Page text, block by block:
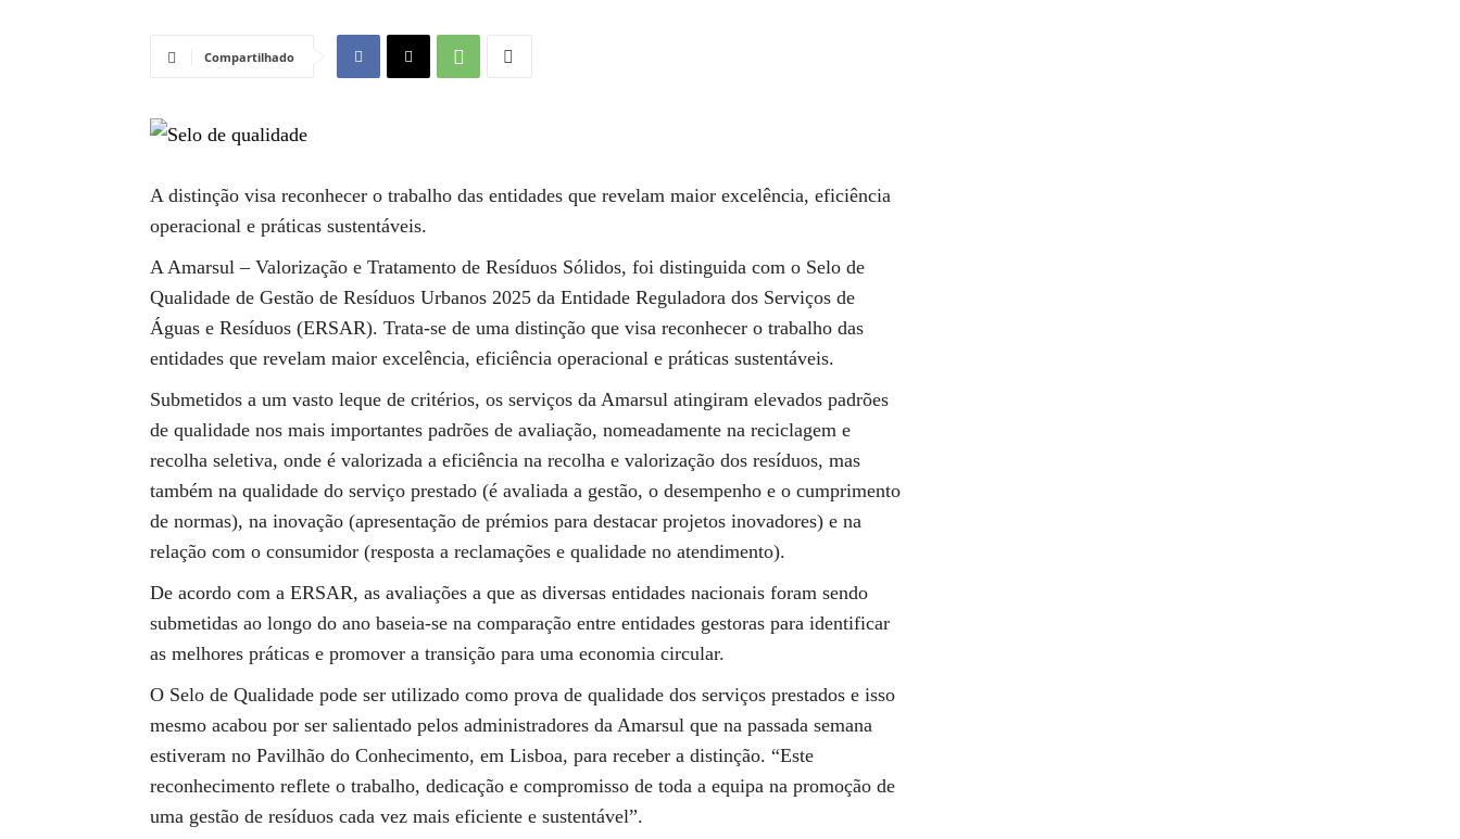
Compartilhado
A distinção visa reconhecer o trabalho das entidades que revelam maior excelência, eficiência
operacional e práticas sustentáveis.
A Amarsul – Valorização e Tratamento de Resíduos Sólidos, foi distinguida com o Selo de
Qualidade de Gestão de Resíduos Urbanos 2025 da Entidade Reguladora dos Serviços de
Águas e Resíduos (ERSAR). Trata-se de uma distinção que visa reconhecer o trabalho das
entidades que revelam maior excelência, eficiência operacional e práticas sustentáveis.
Submetidos a um vasto leque de critérios, os serviços da Amarsul atingiram elevados padrões
de qualidade nos mais importantes padrões de avaliação, nomeadamente na reciclagem e
recolha seletiva, onde é valorizada a eficiência na recolha e valorização dos resíduos, mas
também na qualidade do serviço prestado (é avaliada a gestão, o desempenho e o cumprimento
de normas), na inovação (apresentação de prémios para destacar projetos inovadores) e na
relação com o consumidor (resposta a reclamações e qualidade no atendimento).
De acordo com a ERSAR, as avaliações a que as diversas entidades nacionais foram sendo
submetidas ao longo do ano baseia-se na comparação entre entidades gestoras para identificar
as melhores práticas e promover a transição para uma economia circular.
O Selo de Qualidade pode ser utilizado como prova de qualidade dos serviços prestados e isso
mesmo acabou por ser salientado pelos administradores da Amarsul que na passada semana
estiveram no Pavilhão do Conhecimento, em Lisboa, para receber a distinção. “Este
reconhecimento reflete o trabalho, dedicação e compromisso de toda a equipa na promoção de
uma gestão de resíduos cada vez mais eficiente e sustentável”.